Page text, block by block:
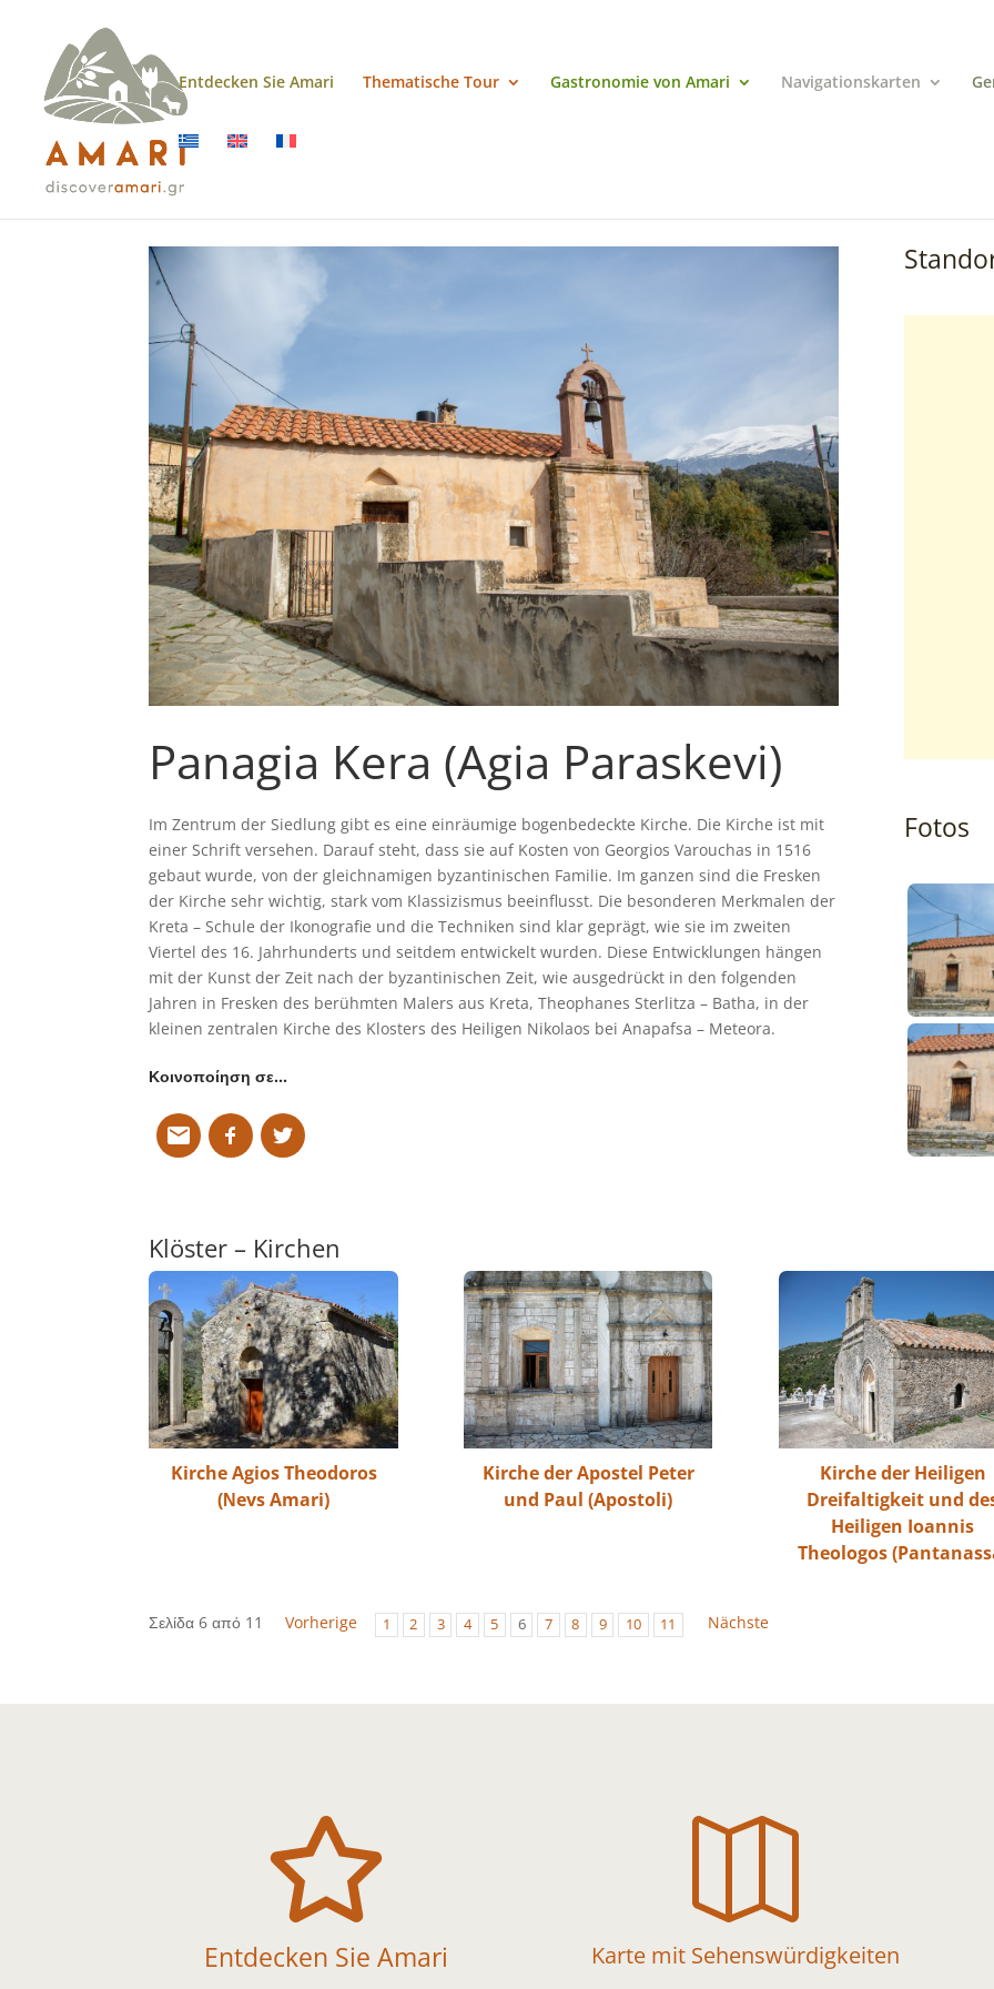
Entdecken Sie Amari Thematische Tour Gastronomie von Amari Navigationskarten
Panagia Kera (Agia Paraskevi)
Im Zentrum der Siedlung gibt es eine einräumige bogenbedeckte Kirche. Die Kirche ist mit
einer Schrift versehen. Darauf steht, dass sie auf Kosten von Georgios Varouchas in 1516
gebaut wurde, von der gleichnamigen byzantinischen Familie. Im ganzen sind die Fresken
der Kirche sehr wichtig, stark vom Klassizismus beeinflusst. Die besonderen Merkmalen der
Kreta – Schule der Ikonografie und die Techniken sind klar geprägt, wie sie im zweiten
Viertel des 16. Jahrhunderts und seitdem entwickelt wurden. Diese Entwicklungen hängen
mit der Kunst der Zeit nach der byzantinischen Zeit, wie ausgedrückt in den folgenden
Jahren in Fresken des berühmten Malers aus Kreta, Theophanes Sterlitza – Batha, in der
kleinen zentralen Kirche des Klosters des Heiligen Nikolaos bei Anapafsa – Meteora.
Κοινοποίηση σε…
Fotos
Klöster – Kirchen
Kirche Agios Theodoros
(Νevs Amari)
Kirche der Apostel Peter
und Paul (Apostoli)
Kirche der Heiligen
Dreifaltigkeit und
Heiligen Ioannis
Theologos
Σελίδα 6 από 11 Vorherige 1 2 3 4 5 6 7 8 9 10 11 Nächste

Entdecken Sie Amari

Karte mit Sehenswürdigkeiten